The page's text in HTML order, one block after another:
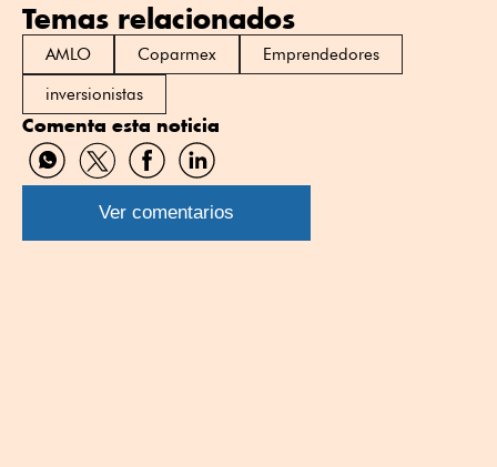
Temas relacionados
AMLO Coparmex
Emprendedores
inversionistas
Comenta esta noticia
Compartir
por
WhatsApp
Compartir
por
Twitter
Compartir
por
Facebook
Compartir
por
Linkedin
Ver comentarios